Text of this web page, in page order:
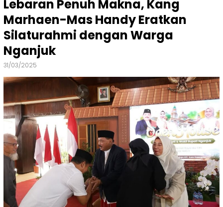
Lebaran Penuh Makna, Kang
Marhaen-Mas Handy Eratkan
Silaturahmi dengan Warga
Nganjuk
31/03/2025